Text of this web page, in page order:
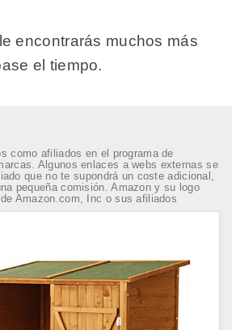
encontrarás muchos más
el tiempo.
como afiliados en el programa de
Algunos enlaces a webs externas se
que no te supondrá un coste adicional,
pequeña comisión. Amazon y su logo
Amazon.com, Inc o sus afiliados